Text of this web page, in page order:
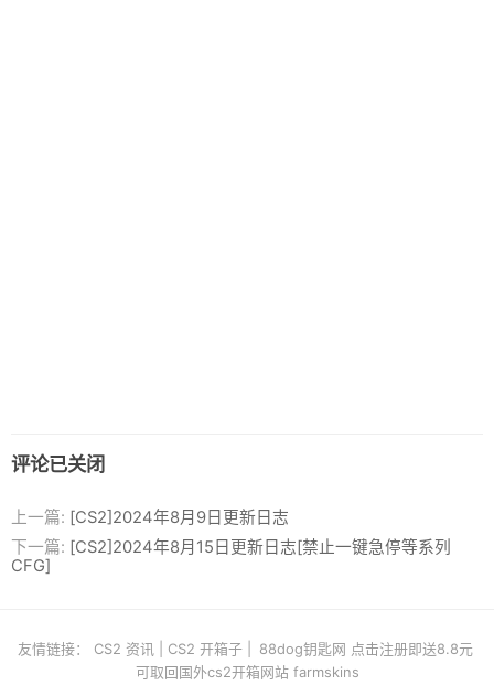
评论已关闭
上一篇: [CS2]2024年8月9日更新日志
下一篇: [CS2]2024年8月15日更新日志[禁止一键急停等系列
CFG]
友情链接： CS2 资讯 CS2 开箱子
88dog钥匙网 点击注册即送8.8元
可取回国外cs2开箱网站 farmskins